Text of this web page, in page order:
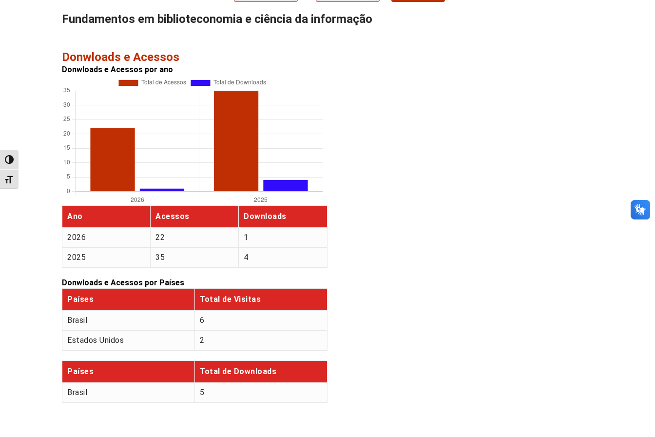
Alternar alto contraste
Alternar tamanho da fonte
Fundamentos em biblioteconomia e ciência da informação
Donwloads e Acessos
Donwloads e Acessos por ano
Ano Acessos Downloads
2026 22 1
2025 35 4
Donwloads e Acessos por Países
Países
Total de Visitas
Brasil 6
Estados Unidos 2
Países Total de Downloads
Brasil 5